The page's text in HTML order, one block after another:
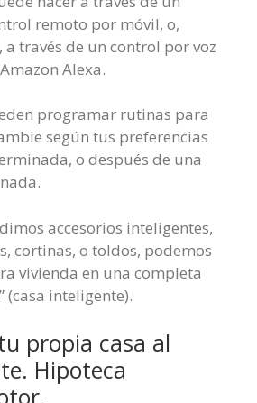
remoto por móvil, o,
a través de un control por voz
Alexa.
programar rutinas para
según tus preferencias
o después de una
accesorios inteligentes,
cortinas, o toldos, podemos
vivienda en una completa
(casa inteligente).
propia casa al
Hipoteca